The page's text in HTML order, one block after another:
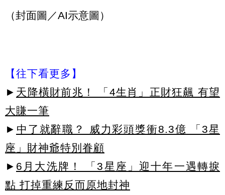
（封面圖／AI示意圖）
【往下看更多】
► 天降橫財前兆！ 「4生肖」正財狂飆 有望
大賺一筆
► 中了就辭職？ 威力彩頭獎衝8.3億 「3星
座」財神爺特別眷顧
► 6月大洗牌！ 「3星座」迎十年一遇轉捩
點 打掉重練反而原地封神